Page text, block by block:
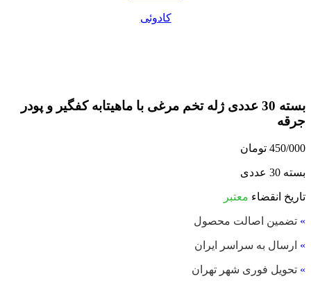
کادوئی
بسته 30 عددی ژله تخم مرغی با ماهیتابه کفگیر و پودر
جرقه
450/000 تومان
بسته 30 عددی
تاریخ انقضاء معتبر
» تضمین اصالت محصول
» ارسال به سراسر ایران
» تحویل فوری شهر تهران